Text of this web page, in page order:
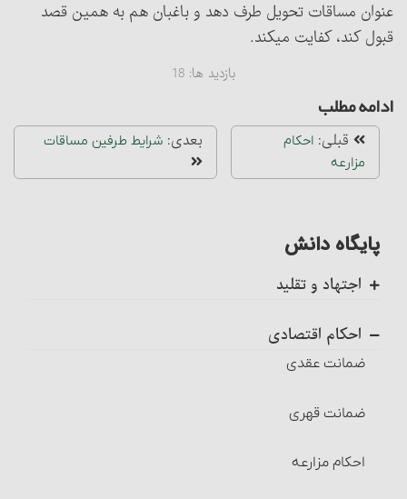
عنوان مساقات تحویل طرف دهد و باغبان هم به همین قصد
قبول کند، کفایت می‏کند.
بازدید ها: 18
ادامه مطلب
قبلی: احکام
مزارعه‏
بعدی: شرایط طرفین مساقات
پایگاه دانش
اجتهاد و تقلید
اجتهاد، واجب کفایی است
احکام تکلیف
احکام تقلید
احکام اقتصادی
ضمانت عقدی
ضمانت قهری
احکام مزارعه‏